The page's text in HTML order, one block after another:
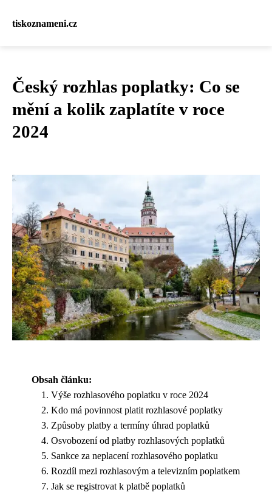
tiskoznameni.cz
Český rozhlas poplatky: Co se
mění a kolik zaplatíte v roce
2024
Obsah článku:
Výše rozhlasového poplatku v roce 2024
Kdo má povinnost platit rozhlasové poplatky
Způsoby platby a termíny úhrad poplatků
Osvobození od platby rozhlasových poplatků
Sankce za neplacení rozhlasového poplatku
Rozdíl mezi rozhlasovým a televizním poplatkem
Jak se registrovat k platbě poplatků